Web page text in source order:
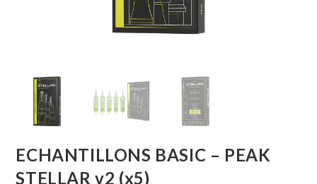
ECHANTILLONS BASIC – PEAK
STELLAR v2 (x5)